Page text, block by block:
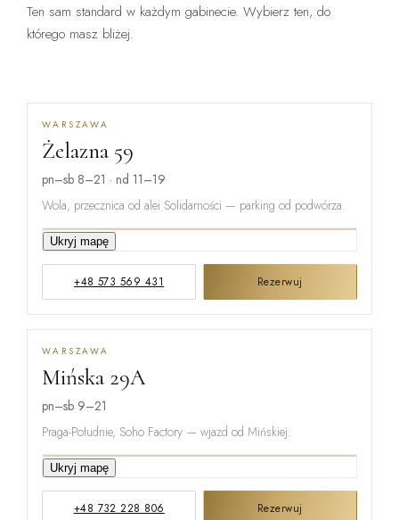
Ten sam standard w każdym gabinecie. Wybierz ten, do
którego masz bliżej.
WARSZAWA
Żelazna 59
pn–sb 8–21 · nd 11–19
Wola, przecznica od alei Solidarności — parking od podwórza.
GRZYBOWSKA
ŻELAZNA
Ukryj mapę
+48 573 569 431 Rezerwuj
WARSZAWA
Mińska 29A
pn–sb 9–21
Praga-Południe, Soho Factory — wjazd od Mińskiej.
ŻUPNICZA
Ukryj mapę
+48 732 228 806 Rezerwuj